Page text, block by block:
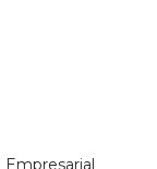
Empresarial